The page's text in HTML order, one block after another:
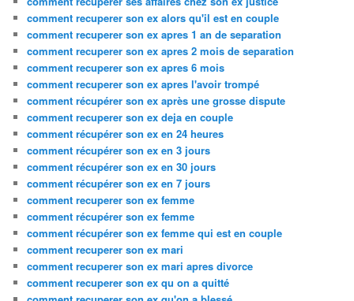
comment recuperer son ex alors qu'il est en couple
comment recuperer son ex apres 1 an de separation
comment recuperer son ex apres 2 mois de separation
comment recuperer son ex apres 6 mois
comment recuperer son ex apres l'avoir trompé
comment récupérer son ex après une grosse dispute
comment recuperer son ex deja en couple
comment récupérer son ex en 24 heures
comment récupérer son ex en 3 jours
comment récupérer son ex en 30 jours
comment récupérer son ex en 7 jours
comment recuperer son ex femme
comment récupérer son ex femme
comment récupérer son ex femme qui est en couple
comment recuperer son ex mari
comment recuperer son ex mari apres divorce
comment recuperer son ex qu on a quitté